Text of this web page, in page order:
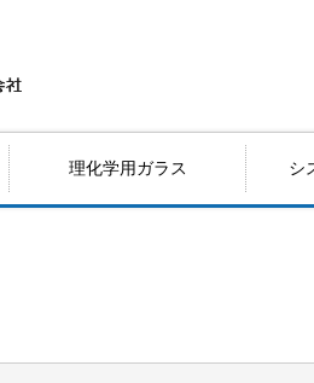
理化学用ガラス シ